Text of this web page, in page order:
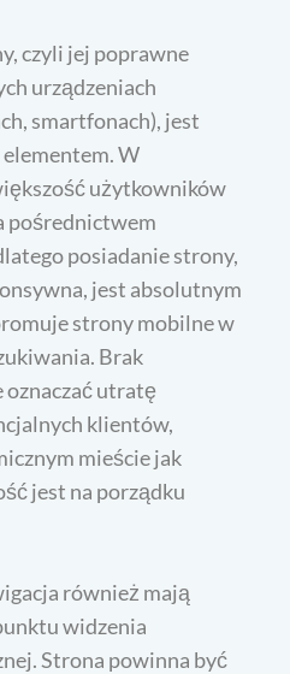
czyli jej poprawne
urządzeniach
smartfonach), jest
W
użytkowników
pośrednictwem
posiadanie strony,
jest absolutnym
strony mobilne w
Brak
oznaczać utratę
klientów,
mieście jak
jest na porządku
również mają
widzenia
Strona powinna być